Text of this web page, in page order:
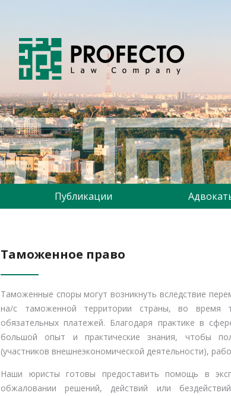
Публикации
Таможенное право
Таможенные споры могут возникнуть вследствие
на/с таможенной территории страны, во время
обязательных платежей. Благодаря практике в
большой опыт и практические знания, чтобы
(участников внешнеэкономической деятельности),
Наши юристы готовы предоставить помощь в
обжаловании решений, действий или